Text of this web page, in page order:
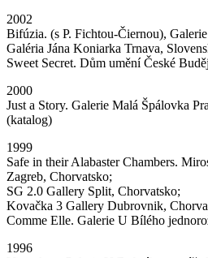
2002
Bifúzia. (s P. Fichtou-Čiernou),
Galéria Jána Koniarka Trnava,
Sweet Secret. Dům umění České
2000
Just a Story. Galerie Malá Špálovka
(katalog)
1999
Safe in their Alabaster Chambers.
Zagreb, Chorvatsko;
SG 2.0 Gallery Split, Chorvatsko;
Kovačka 3 Gallery Dubrovnik,
Comme Elle. Galerie U Bílého
1996